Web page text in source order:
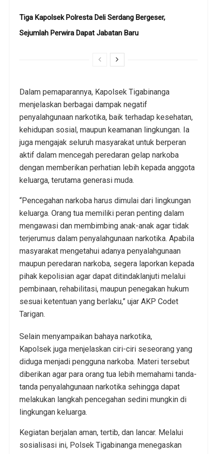
Tiga Kapolsek Polresta Deli Serdang Bergeser,
Sejumlah Perwira Dapat Jabatan Baru
Dalam pemaparannya, Kapolsek Tigabinanga
menjelaskan berbagai dampak negatif
penyalahgunaan narkotika, baik terhadap kesehatan,
kehidupan sosial, maupun keamanan lingkungan. Ia
juga mengajak seluruh masyarakat untuk berperan
aktif dalam mencegah peredaran gelap narkoba
dengan memberikan perhatian lebih kepada anggota
keluarga, terutama generasi muda.
“Pencegahan narkoba harus dimulai dari lingkungan
keluarga. Orang tua memiliki peran penting dalam
mengawasi dan membimbing anak-anak agar tidak
terjerumus dalam penyalahgunaan narkotika. Apabila
masyarakat mengetahui adanya penyalahgunaan
maupun peredaran narkoba, segera laporkan kepada
pihak kepolisian agar dapat ditindaklanjuti melalui
pembinaan, rehabilitasi, maupun penegakan hukum
sesuai ketentuan yang berlaku,” ujar AKP Codet
Tarigan.
Selain menyampaikan bahaya narkotika,
Kapolsek juga menjelaskan ciri-ciri seseorang yang
diduga menjadi pengguna narkoba. Materi tersebut
diberikan agar para orang tua lebih memahami tanda-
tanda penyalahgunaan narkotika sehingga dapat
melakukan langkah pencegahan sedini mungkin di
lingkungan keluarga.
Kegiatan berjalan aman, tertib, dan lancar. Melalui
sosialisasi ini, Polsek Tigabinanga menegaskan